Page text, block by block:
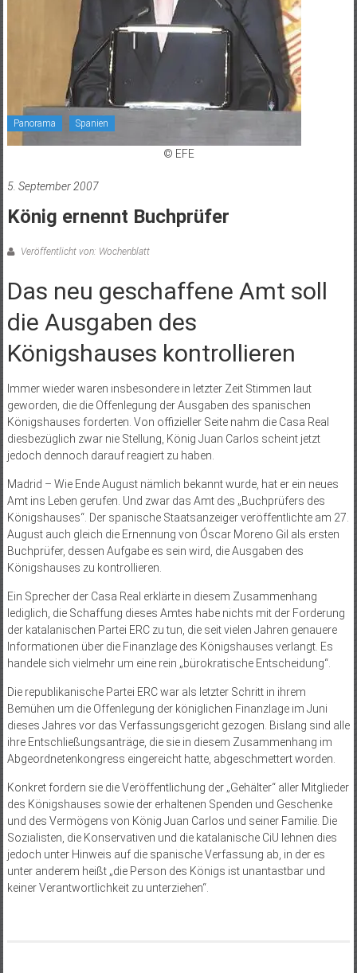
Panorama Spanien
© EFE
5. September 2007
König ernennt Buchprüfer
Veröffentlicht von: Wochenblatt
Das neu geschaffene Amt soll
die Ausgaben des
Königshauses kontrollieren
Immer wieder waren insbesondere in letzter Zeit Stimmen laut
geworden, die die Offenlegung der Ausgaben des spanischen
Königshauses forderten. Von offizieller Seite nahm die Casa Real
diesbezüglich zwar nie Stellung, König Juan Carlos scheint jetzt
jedoch dennoch darauf reagiert zu haben.
Madrid – Wie Ende August nämlich bekannt wurde, hat er ein neues
Amt ins Leben gerufen. Und zwar das Amt des „Buchprüfers des
Königshauses“. Der spanische Staatsanzeiger veröffentlichte am 27.
August auch gleich die Ernennung von Óscar Moreno Gil als ersten
Buchprüfer, dessen Aufgabe es sein wird, die Ausgaben des
Königshauses zu kontrollieren.
Ein Sprecher der Casa Real erklärte in diesem Zusammenhang
lediglich, die Schaffung dieses Amtes habe nichts mit der Forderung
der katalanischen Partei ERC zu tun, die seit vielen Jahren genauere
Informationen über die Finanzlage des Königshauses verlangt. Es
handele sich vielmehr um eine rein „bürokratische Entscheidung“.
Die republikanische Partei ERC war als letzter Schritt in ihrem
Bemühen um die Offenlegung der königlichen Finanzlage im Juni
dieses Jahres vor das Verfassungsgericht gezogen. Bislang sind alle
ihre Entschließungsanträge, die sie in diesem Zusammenhang im
Abgeordnetenkongress eingereicht hatte, abgeschmettert worden.
Konkret fordern sie die Veröffentlichung der „Gehälter“ aller Mitglieder
des Königshauses sowie der erhaltenen Spenden und Geschenke
und des Vermögens von König Juan Carlos und seiner Familie. Die
Sozialisten, die Konservativen und die katalanische CiU lehnen dies
jedoch unter Hinweis auf die spanische Verfassung ab, in der es
unter anderem heißt „die Person des Königs ist unantastbar und
keiner Verantwortlichkeit zu unterziehen“.